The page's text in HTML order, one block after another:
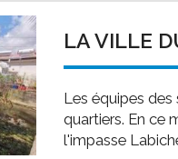
LA VILLE
Les équipes
quartiers. En ce
l'impasse